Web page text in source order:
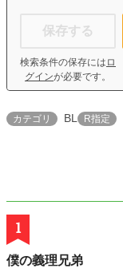
保存する
検索条件の保存には ロ
グインが必要です。
カテゴリ BL R指定
1
僕の義理兄弟